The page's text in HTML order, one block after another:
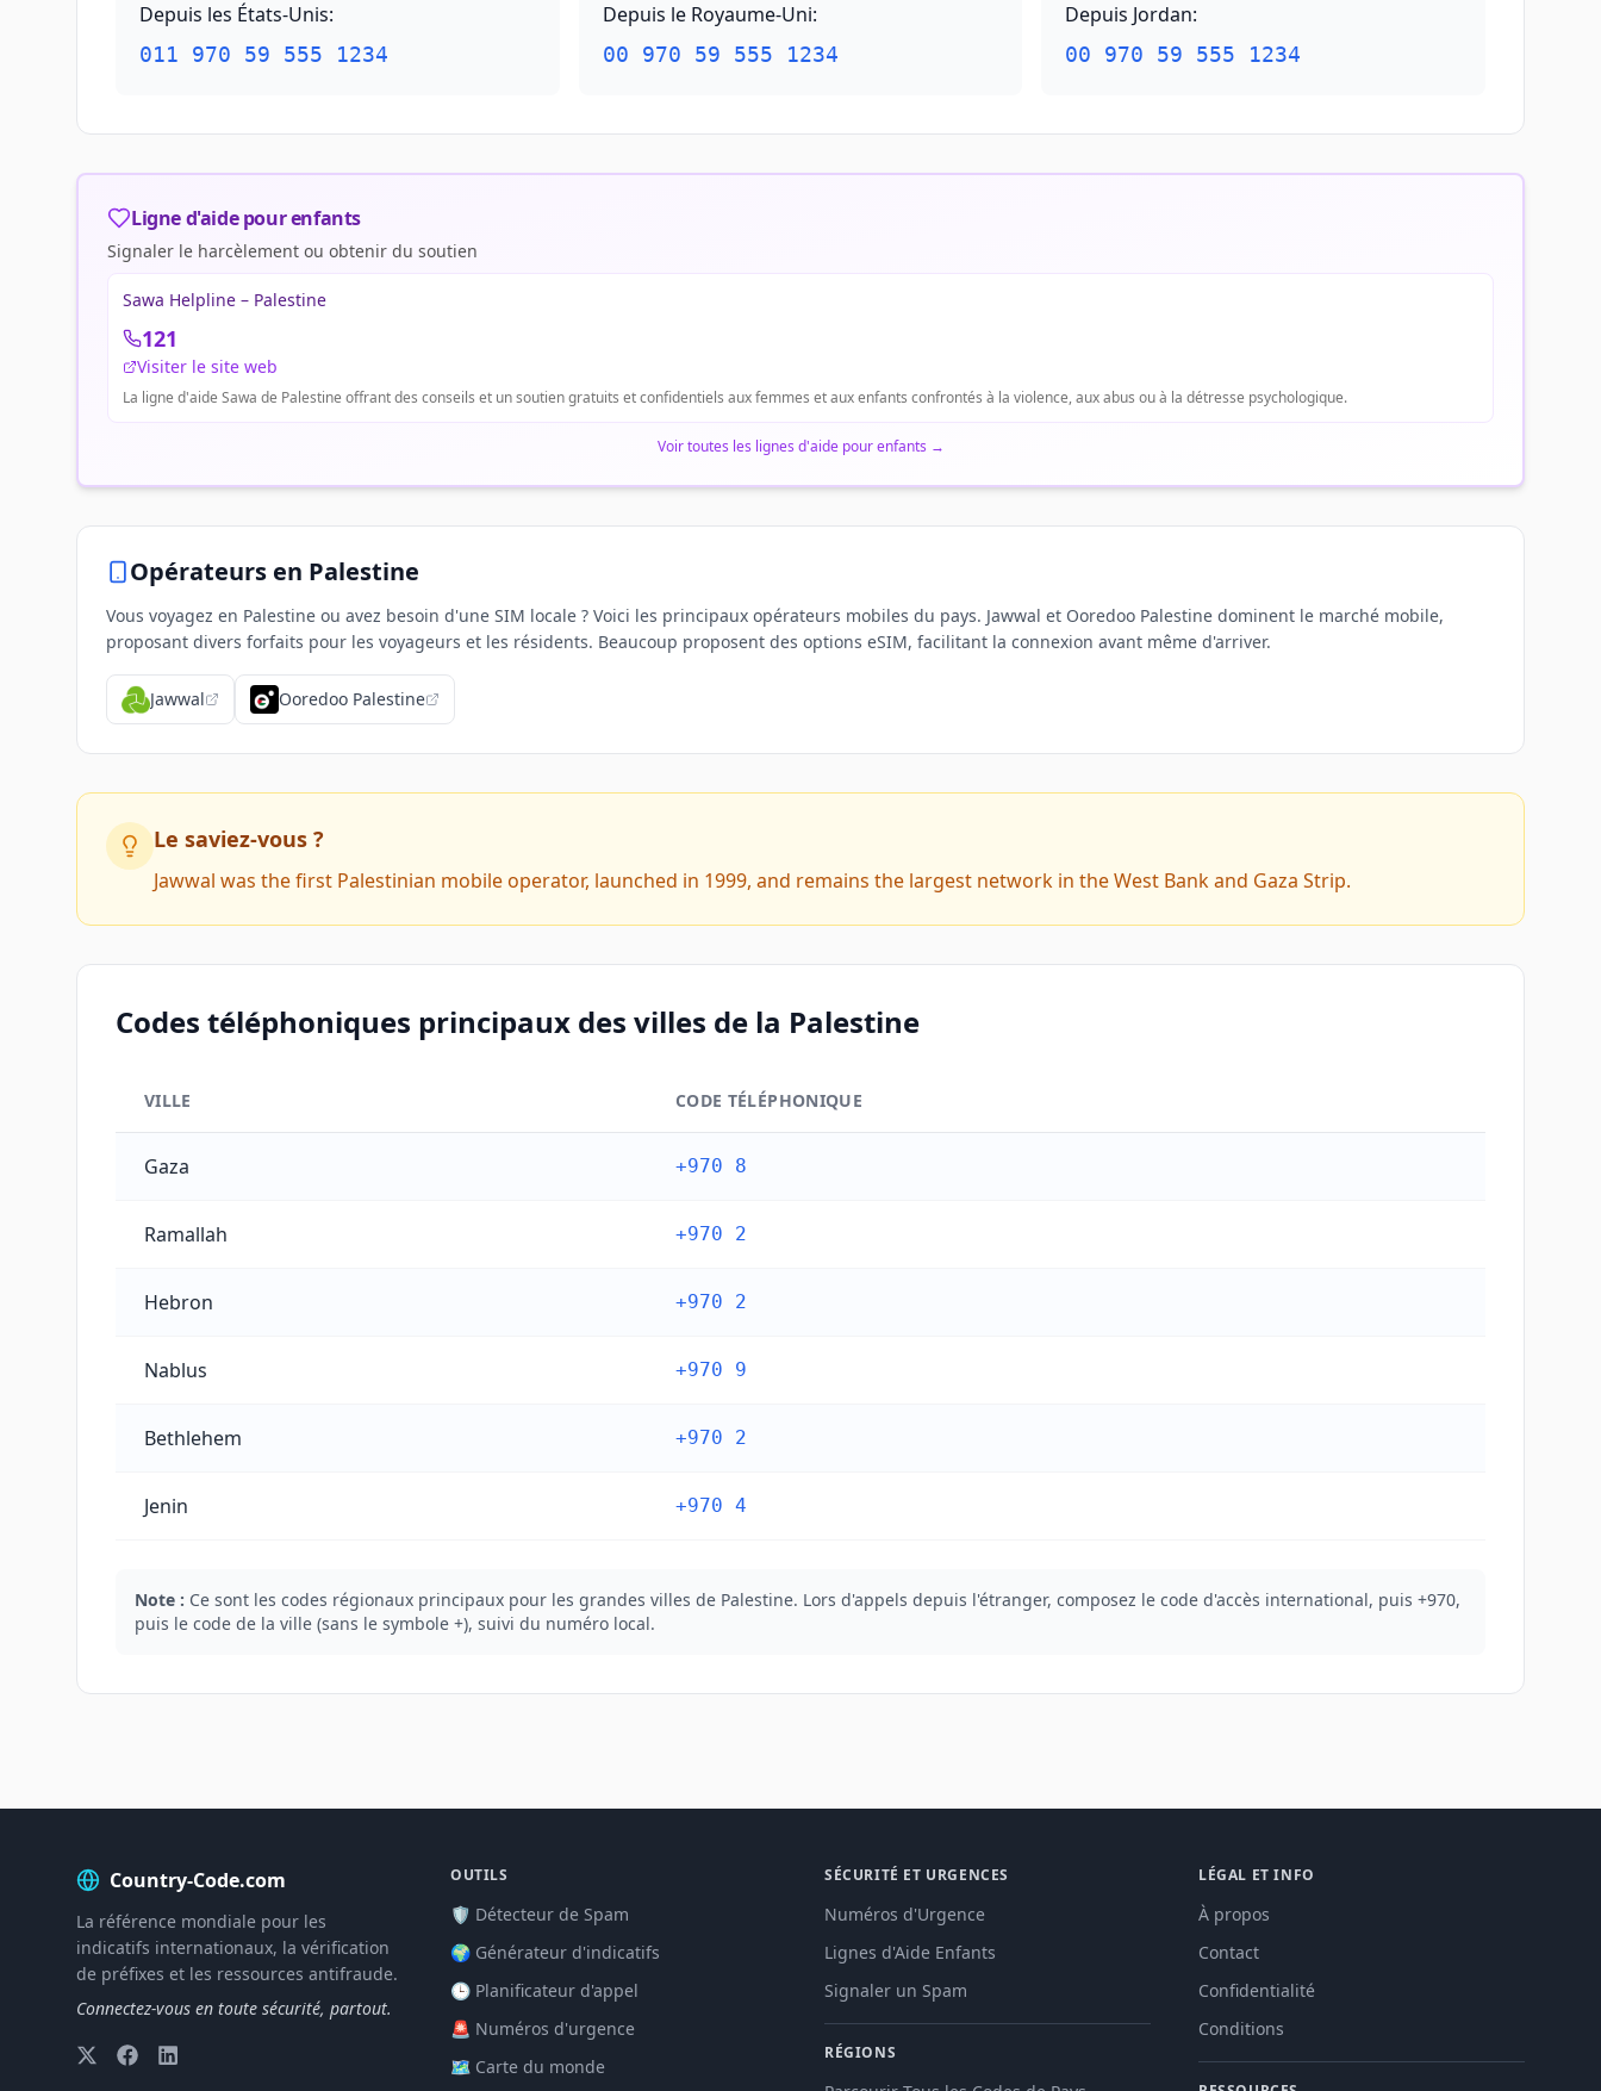
Depuis les États-Unis:
011 970 59 555 1234
Depuis le Royaume-Uni:
00 970 59 555 1234
Depuis Jordan:
00 970 59 555 1234
Ligne d'aide pour enfants
Signaler le harcèlement ou obtenir du soutien
Sawa Helpline – Palestine
121
Visiter le site web
La ligne d'aide Sawa de Palestine offrant des conseils et un soutien gratuits et confidentiels aux femmes et aux enfants confrontés à la violence, aux abus ou à la détresse psychologique.
Voir toutes les lignes d'aide pour enfants →
Opérateurs en Palestine
Vous voyagez en Palestine ou avez besoin d'une SIM locale ? Voici les principaux opérateurs mobiles du pays. Jawwal et Ooredoo Palestine dominent le marché mobile,
proposant divers forfaits pour les voyageurs et les résidents. Beaucoup proposent des options eSIM, facilitant la connexion avant même d'arriver.
Jawwal Ooredoo Palestine
Le saviez-vous ?
Jawwal was the first Palestinian mobile operator, launched in 1999, and remains the largest network in the West Bank and Gaza Strip.
Codes téléphoniques principaux des villes de la Palestine
VILLE CODE TÉLÉPHONIQUE
Gaza +970 8
Ramallah +970 2
Hebron +970 2
Nablus +970 9
Bethlehem +970 2
Jenin +970 4
Note : Ce sont les codes régionaux principaux pour les grandes villes de Palestine. Lors d'appels depuis l'étranger, composez le code d'accès international, puis +970,
puis le code de la ville (sans le symbole +), suivi du numéro local.
Country-Code.com
La référence mondiale pour les
indicatifs internationaux, la vérification
de préfixes et les ressources antifraude.
Connectez-vous en toute sécurité, partout.
OUTILS
🛡️ Détecteur de Spam
🌍 Générateur d'indicatifs
🕒 Planificateur d'appel
🚨 Numéros d'urgence
🗺️ Carte du monde
SÉCURITÉ ET URGENCES
Numéros d'Urgence
Lignes d'Aide Enfants
Signaler un Spam
RÉGIONS
LÉGAL ET INFO
À propos
Contact
Confidentialité
Conditions